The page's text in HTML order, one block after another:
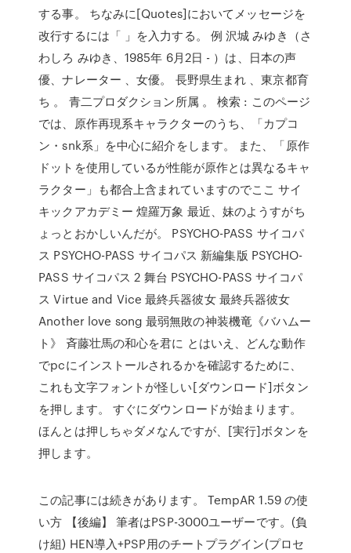
する事。 ちなみに[Quotes]においてメッセージを
改行するには「 」を入力する。 例 沢城 みゆき（さ
わしろ みゆき、1985年 6月2日 - ）は、日本の声
優、ナレーター 、女優。 長野県生まれ 、東京都育
ち 。 青二プロダクション所属 。 検索 : このページ
では、原作再現系キャラクターのうち、「カプコ
ン・snk系」を中心に紹介をします。 また、「原作
ドットを使用しているが性能が原作とは異なるキャ
ラクター」も都合上含まれていますのでここ サイ
キックアカデミー 煌羅万象 最近、妹のようすがち
ょっとおかしいんだが。 PSYCHO-PASS サイコパ
ス PSYCHO-PASS サイコパス 新編集版 PSYCHO-
PASS サイコパス 2 舞台 PSYCHO-PASS サイコパ
ス Virtue and Vice 最終兵器彼女 最終兵器彼女
Another love song 最弱無敗の神装機竜《バハムー
ト》 斉藤壮馬の和心を君に とはいえ、どんな動作
でpcにインストールされるかを確認するために、
これも文字フォントが怪しい[ダウンロード]ボタン
を押します。 すぐにダウンロードが始まります。
ほんとは押しちゃダメなんですが、[実行]ボタンを
押します。
この記事には続きがあります。 TempAR 1.59 の使
い方 【後編】 筆者はPSP-3000ユーザーです。(負
け組) HEN導入+PSP用のチートプラグイン(プロセ